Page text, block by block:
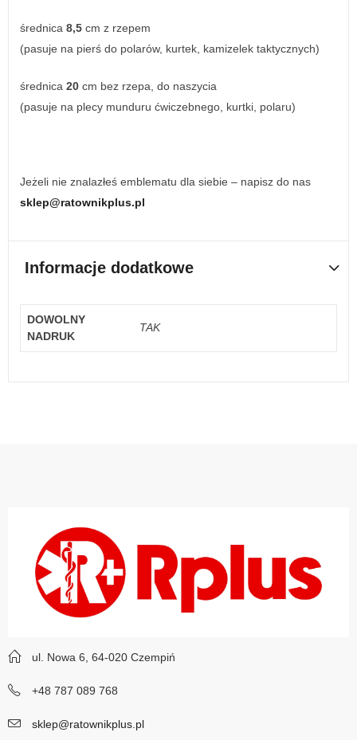
średnica 8,5 cm z rzepem
(pasuje na pierś do polarów, kurtek, kamizelek taktycznych)
średnica 20 cm bez rzepa, do naszycia
(pasuje na plecy munduru ćwiczebnego, kurtki, polaru)
Jeżeli nie znalazłeś emblematu dla siebie – napisz do nas
sklep@ratownikplus.pl
Informacje dodatkowe
DOWOLNY
NADRUK
TAK
ul. Nowa 6, 64-020 Czempiń
+48 787 089 768
sklep@ratownikplus.pl